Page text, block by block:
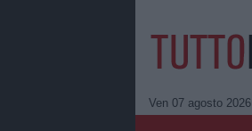
Ven 07 agosto 2026